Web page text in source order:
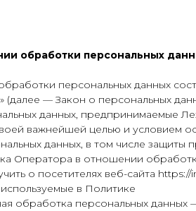
обработки персональных
персональных данных
(далее — Закон о персональных
данных, предпринимаемые
важнейшей целью и условием
данных, в том числе защиты
Оператора в отношении
о посетителях веб-сайта
в Политике
обработка персональных